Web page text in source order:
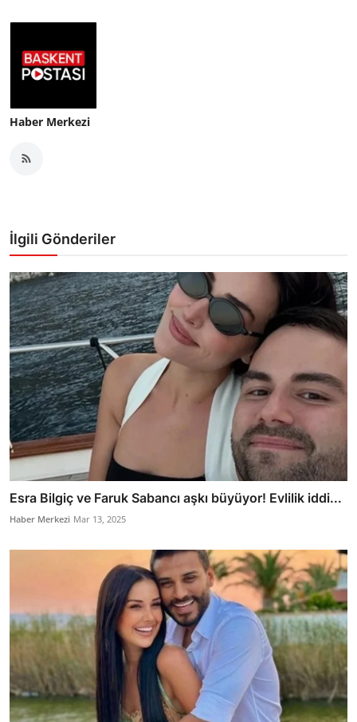
Haber Merkezi
İlgili Gönderiler
Esra Bilgiç ve Faruk Sabancı aşkı büyüyor! Evlilik iddi...
Haber Merkezi Mar 13, 2025